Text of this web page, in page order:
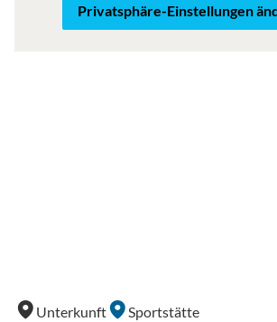
Privatsphäre-Einstellungen
Unterkunft Sportstätte